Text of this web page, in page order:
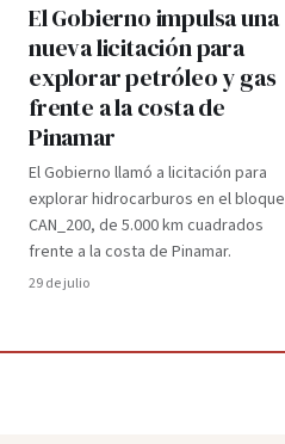
El Gobierno impulsa una
nueva licitación para
explorar petróleo y gas
frente a la costa de
Pinamar
El Gobierno llamó a licitación para
explorar hidrocarburos en el bloque
CAN_200, de 5.000 km cuadrados
frente a la costa de Pinamar.
29 de julio